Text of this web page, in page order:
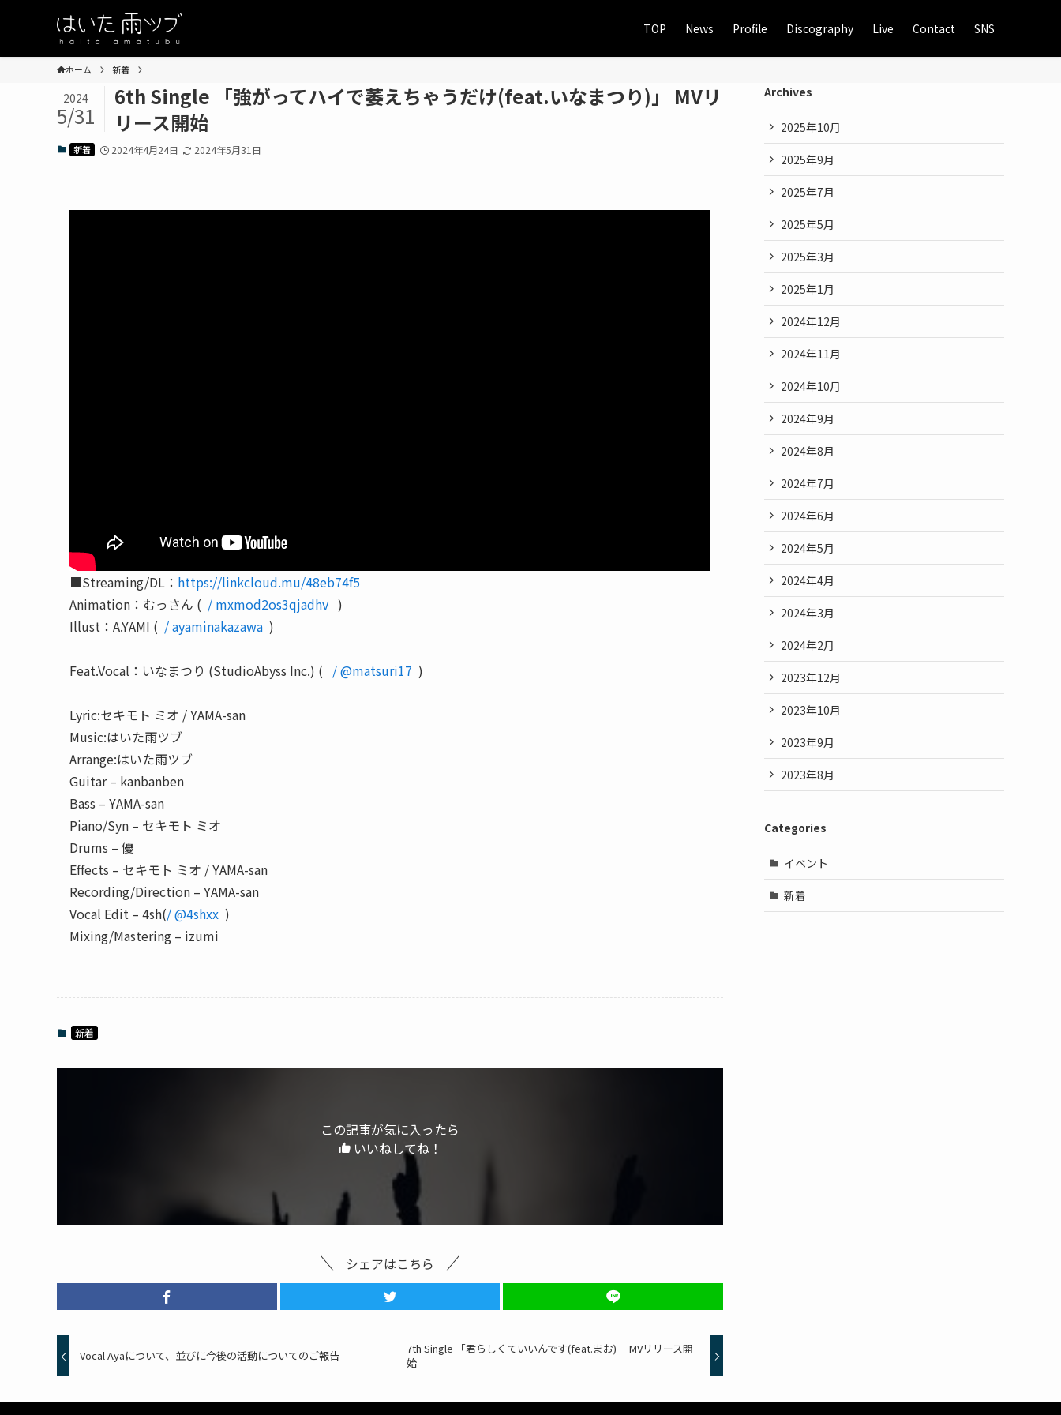
TOP News Profile Discography Live Contact SNS
ホーム 新着
6th Single 「強がってハイで萎えちゃうだけ(feat.いなまつり)」 MVリ
リース開始
2024
5/31
新着 2024年4月24日 2024年5月31日
■Streaming/DL： https://linkcloud.mu/48eb74f5
Animation：むっさん ( / mxmod2os3qjadhv )
Illust：A.YAMI ( / ayaminakazawa )
Feat.Vocal：いなまつり (StudioAbyss Inc.) ( / @matsuri17 )
Lyric:セキモト ミオ / YAMA-san
Music:はいた雨ツブ
Arrange:はいた雨ツブ
Guitar – kanbanben
Bass – YAMA-san
Piano/Syn – セキモト ミオ
Drums – 優
Effects – セキモト ミオ / YAMA-san
Recording/Direction – YAMA-san
Vocal Edit – 4sh(/ @4shxx )
Mixing/Mastering – izumi
新着
この記事が気に入ったら
いいねしてね！
シェアはこちら
Vocal Ayaについて、並びに今後の活動についてのご報告
7th Single 「君らしくていいんです(feat.まお)」 MVリリース開
始
Archives
2025年10月
2025年9月
2025年7月
2025年5月
2025年3月
2025年1月
2024年12月
2024年11月
2024年10月
2024年9月
2024年8月
2024年7月
2024年6月
2024年5月
2024年4月
2024年3月
2024年2月
2023年12月
2023年10月
2023年9月
2023年8月
Categories
イベント
新着